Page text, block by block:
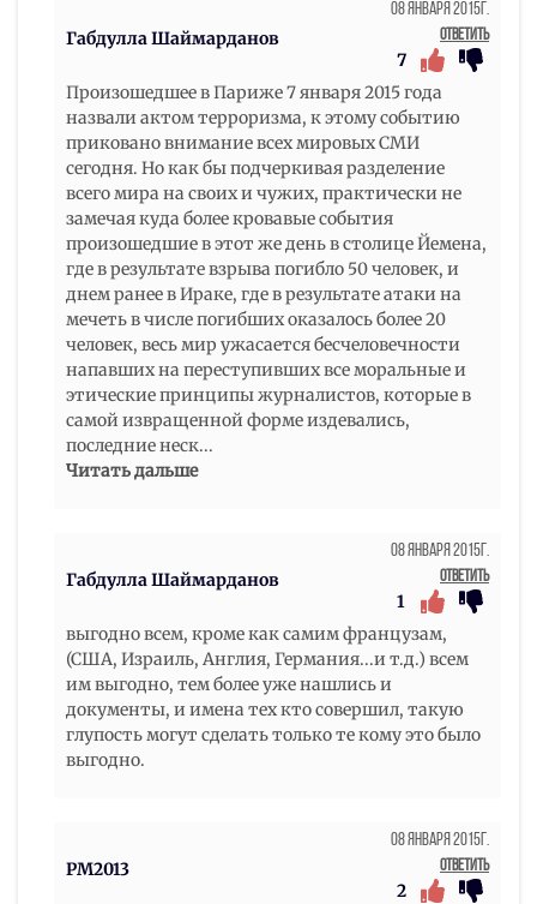
Габдулла Шаймарданов
08 Января 2015г.
Ответить
7
Произошедшее в Париже 7 января 2015 года
назвали актом терроризма, к этому событию
приковано внимание всех мировых СМИ
сегодня. Но как бы подчеркивая разделение
всего мира на своих и чужих, практически не
замечая куда более кровавые события
произошедшие в этот же день в столице Йемена,
где в результате взрыва погибло 50 человек, и
днем ранее в Ираке, где в результате атаки на
мечеть в числе погибших оказалось более 20
человек, весь мир ужасается бесчеловечности
напавших на переступивших все моральные и
этические принципы журналистов, которые в
самой извращенной форме издевались,
последние неск...
Читать дальше
Габдулла Шаймарданов
08 Января 2015г.
Ответить
1
выгодно всем, кроме как самим французам,
(США, Израиль, Англия, Германия...и т.д.) всем
им выгодно, тем более уже нашлись и
документы, и имена тех кто совершил, такую
глупость могут сделать только те кому это было
выгодно.
РМ2013
08 Января 2015г.
Ответить
2